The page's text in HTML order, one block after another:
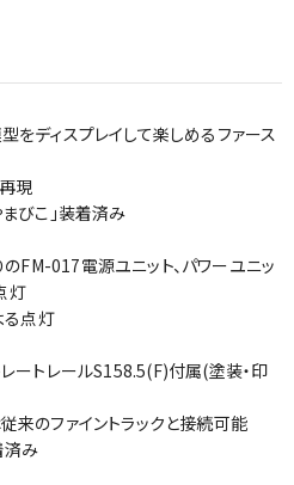
ディスプレイして楽しめるファース
現
びこ」装着済み
FM-017電源ユニット、パワーユニッ
灯
る点灯
ートレールS158.5(F)付属(塗装・印
来のファイントラックと接続可能
み